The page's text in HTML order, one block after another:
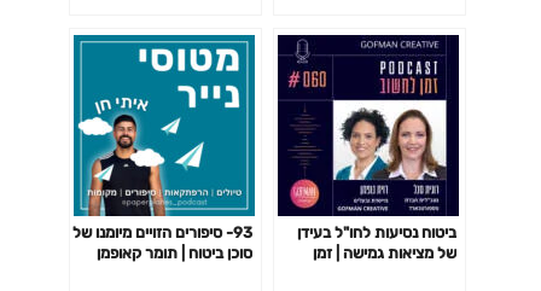
ביטוח נסיעות לחו"ל בעידן
של מציאות גמישה | זמן
93- סיפורים הזויים מיומנו של
סוכן ביטוח | תומר קאופמן